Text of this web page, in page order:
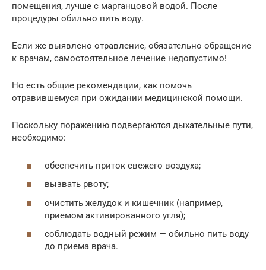
помещения, лучше с марганцовой водой. После
процедуры обильно пить воду.
Если же выявлено отравление, обязательно обращение
к врачам, самостоятельное лечение недопустимо!
Но есть общие рекомендации, как помочь
отравившемуся при ожидании медицинской помощи.
Поскольку поражению подвергаются дыхательные пути,
необходимо:
обеспечить приток свежего воздуха;
вызвать рвоту;
очистить желудок и кишечник (например,
приемом активированного угля);
соблюдать водный режим — обильно пить воду
до приема врача.